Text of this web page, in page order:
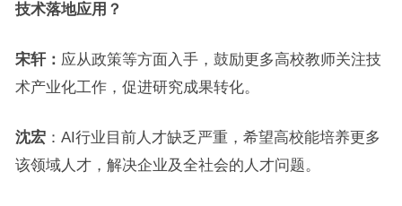
技术落地应用？
宋轩： 应从政策等方面入手，鼓励更多高校教师关注技
术产业化工作，促进研究成果转化。
沈宏：AI行业目前人才缺乏严重，希望高校能培养更多
该领域人才，解决企业及全社会的人才问题。